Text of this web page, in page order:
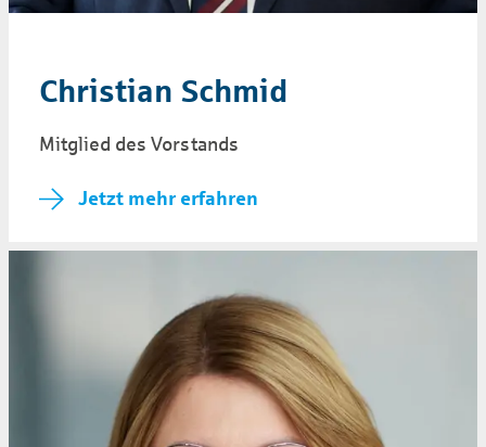
Christian Schmid
Mitglied des Vorstands
Jetzt mehr erfahren